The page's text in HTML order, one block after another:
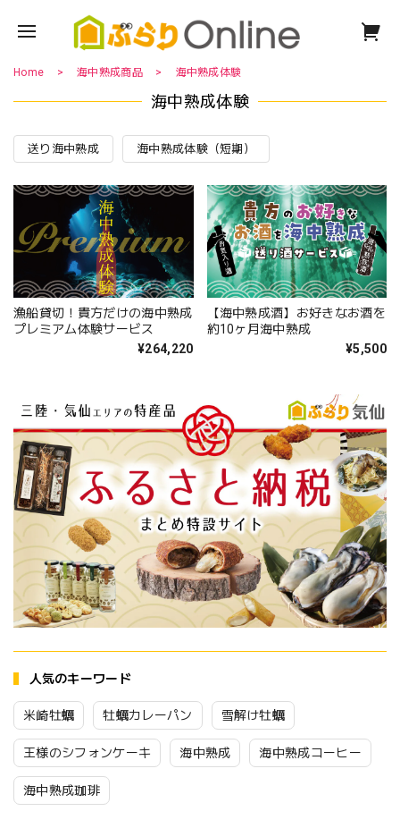
人気のキーワード
米崎牡蠣 牡蠣カレーパン 雪解け牡蠣
王様のシフォンケーキ 海中熟成 海中熟成コーヒー
海中熟成珈琲
Home 海中熟成商品 海中熟成体験
海中熟成体験
送り海中熟成 海中熟成体験（短期）
漁船貸切！貴方だけの海中熟成
プレミアム体験サービス
¥264,220
【海中熟成酒】お好きなお酒を
約10ヶ月海中熟成
¥5,500